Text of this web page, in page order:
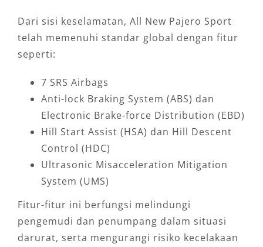
Dari sisi keselamatan, All New Pajero Sport
telah memenuhi standar global dengan fitur
seperti:
7 SRS Airbags
Anti-lock Braking System (ABS) dan
Electronic Brake-force Distribution (EBD)
Hill Start Assist (HSA) dan Hill Descent
Control (HDC)
Ultrasonic Misacceleration Mitigation
System (UMS)
Fitur-fitur ini berfungsi melindungi
pengemudi dan penumpang dalam situasi
darurat, serta mengurangi risiko kecelakaan